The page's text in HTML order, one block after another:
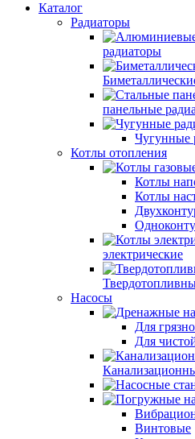
Каталог
Радиаторы
радиаторы
панельные
Чугунные
Котлы отопления
Котлы
Котлы
электрические
Насосы
Для
Для
Винтовые